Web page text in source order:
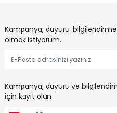
Kampanya, duyuru,
olmak istiyorum.
Kampanya, duyuru ve
için kayıt olun.